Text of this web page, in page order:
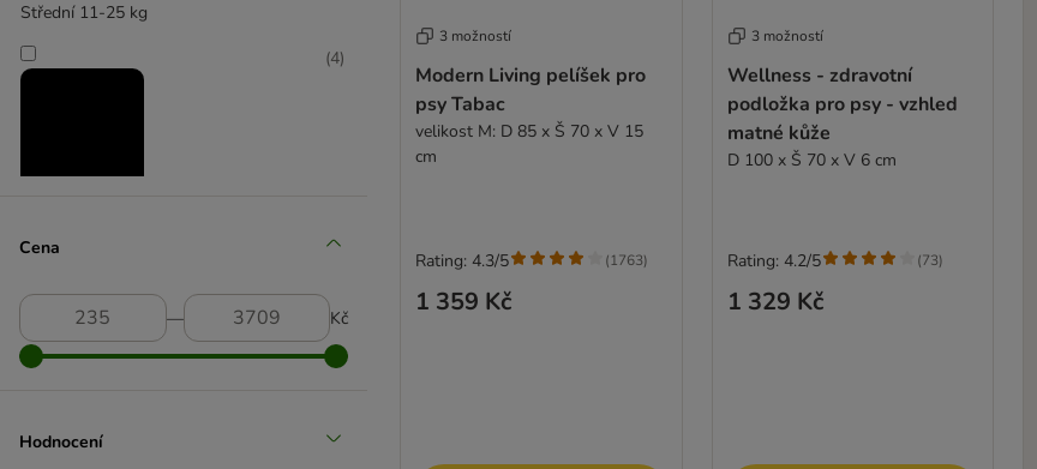
Střední 11-25 kg
(4)
Cena
― Kč
Hodnocení
3 možností
Modern Living pelíšek pro
psy Tabac
velikost M: D 85 x Š 70 x V 15
cm
1 359 Kč
Rating: 4.3/5 (1763)
3 možností
Wellness - zdravotní
podložka pro psy - vzhled
matné kůže
D 100 x Š 70 x V 6 cm
1 329 Kč
Rating: 4.2/5 (73)